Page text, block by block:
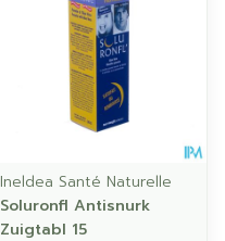
Ineldea Santé Naturelle
Soluronfl Antisnurk
Zuigtabl 15